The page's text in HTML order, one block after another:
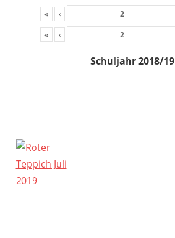
« ‹
« ‹
Schuljahr 2018/19